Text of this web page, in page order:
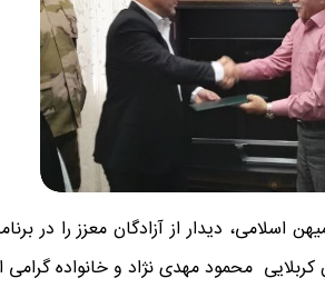
دیدار از آزادگان معزز را در